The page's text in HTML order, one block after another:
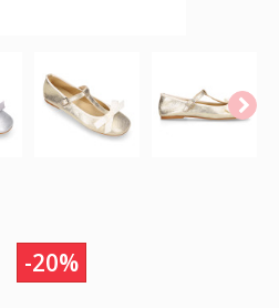
-20%